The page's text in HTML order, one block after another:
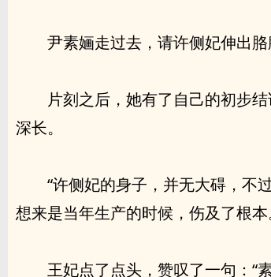
尹素婳走过去，请许侧妃伸出胳
片刻之后，她有了自己的初步
深长。
“许侧妃的身子，并无大碍，不
想来是当年生产的时候，伤及了根本
王妃点了点头，赞叹了一句：“